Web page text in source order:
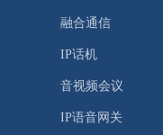
融合通信
IP话机
音视频会议
IP语音网关